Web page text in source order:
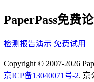
PaperPass免费
检测报告演示 免费试用
Copyright © 2007-2026
京ICP备13040071号-2. 京